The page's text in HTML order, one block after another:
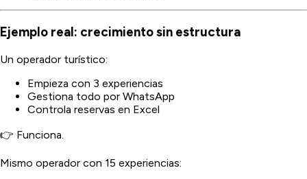
Ejemplo real: crecimiento sin estructura
Un operador turístico:
Empieza con 3 experiencias
Gestiona todo por WhatsApp
Controla reservas en Excel
👉 Funciona.
Mismo operador con 15 experiencias: